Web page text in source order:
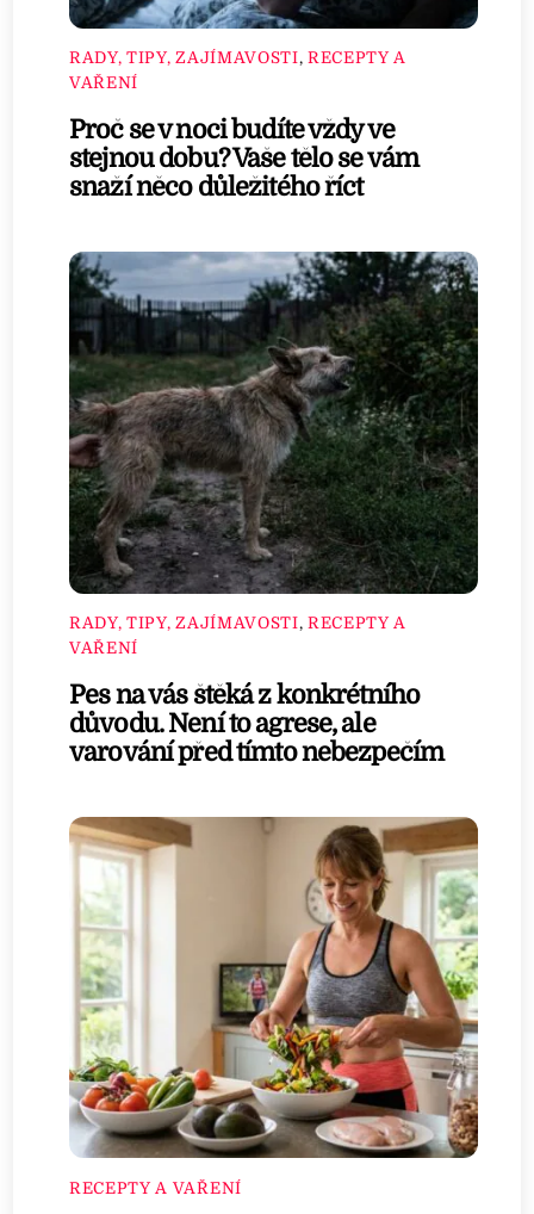
RADY, TIPY, ZAJÍMAVOSTI, RECEPTY A
VAŘENÍ
Proč se v noci budíte vždy ve
stejnou dobu? Vaše tělo se vám
snaží něco důležitého říct
RADY, TIPY, ZAJÍMAVOSTI, RECEPTY A
VAŘENÍ
Pes na vás štěká z konkrétního
důvodu. Není to agrese, ale
varování před tímto nebezpečím
RECEPTY A VAŘENÍ